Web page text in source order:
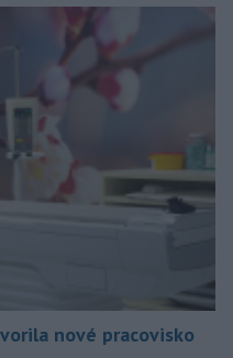
nové pracovisko